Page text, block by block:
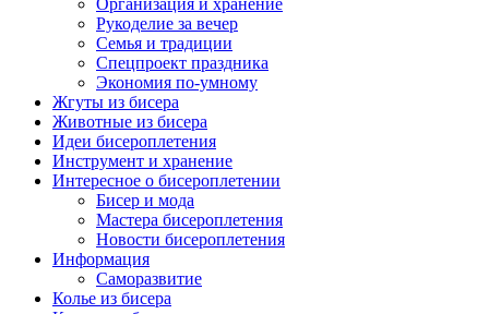
Рукоделие за вечер
Семья и традиции
Спецпроект праздника
Экономия по-умному
Жгуты из бисера
Животные из бисера
Идеи бисероплетения
Инструмент и хранение
Интересное о бисероплетении
Бисер и мода
Мастера бисероплетения
Новости бисероплетения
Информация
Саморазвитие
Колье из бисера